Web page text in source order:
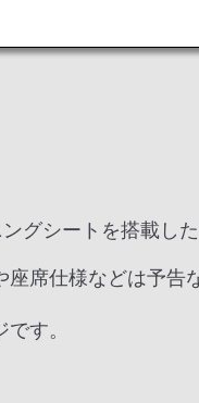
グシートを搭載した
座席仕様などは予告
す。